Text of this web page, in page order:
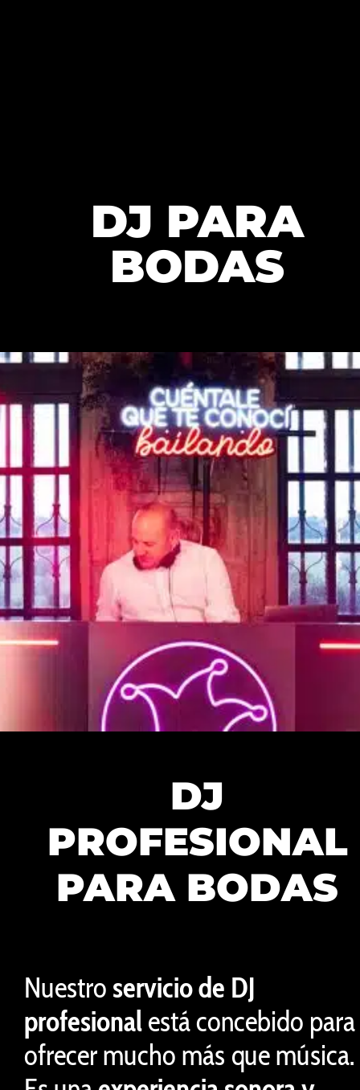
DJ PARA
BODAS
DJ
PROFESIONAL
PARA BODAS
Nuestro servicio de DJ
profesionalestá concebido para
ofrecer mucho más que música.